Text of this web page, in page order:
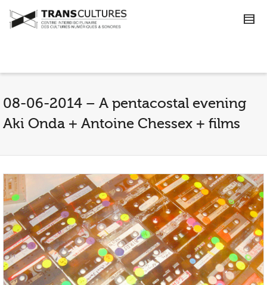
08-06-2014 – A pentacostal evening
Aki Onda + Antoine Chessex + films